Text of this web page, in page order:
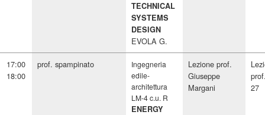
TECHNICAL
SYSTEMS
DESIGN
EVOLA G.
17:00
18:00
prof. spampinato
Ingegneria
edile-
architettura
LM-4 c.u. R
ENERGY
Lezione prof.
Giuseppe
Margani
27